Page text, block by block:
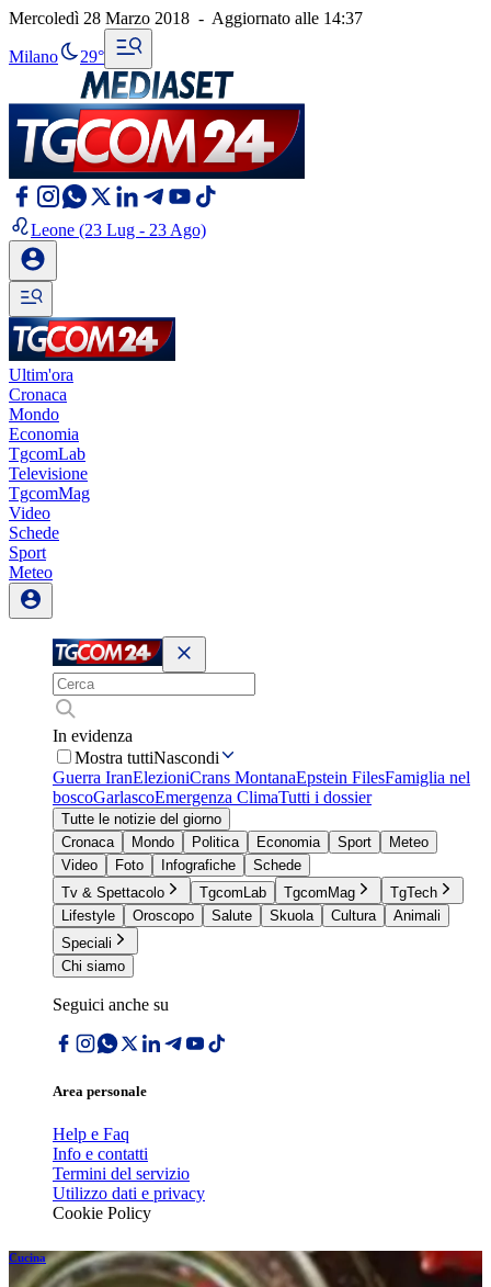
Mercoledì 28 Marzo 2018 - Aggiornato alle 14:37
Milano 29°
Leone (23 Lug - 23 Ago)
Ultim'ora
Cronaca
Mondo
Economia
TgcomLab
Televisione
TgcomMag
Video
Schede
Sport
Meteo
In evidenza
Mostra tuttiNascondi
Guerra IranElezioniCrans MontanaEpstein FilesFamiglia nel
boscoGarlascoEmergenza ClimaTutti i dossier
Tutte le notizie del giorno
Cronaca
Mondo Politica Economia Sport
Meteo
Video
Foto Infografiche
Schede
Tv & Spettacolo
TgcomLab TgcomMag
TgTech
Lifestyle
Oroscopo Salute Skuola Cultura
Animali
Speciali
Chi siamo
Seguici anche su
Area personale
Help e Faq
Info e contatti
Termini del servizio
Utilizzo dati e privacy
Cookie Policy
Cucina